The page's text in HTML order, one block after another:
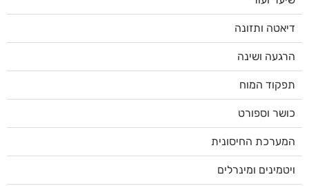
דיאטה ותזונה
הרגעה ושינה
תפקוד המוח
כושר וספורט
המערכת החיסונית
ויטמינים ומינרלים